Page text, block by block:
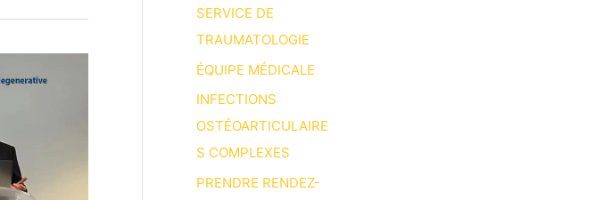
SERVICE DE
TRAUMATOLOGIE
ÉQUIPE MÉDICALE
INFECTIONS
OSTÉOARTICULAIRE
S COMPLEXES
PRENDRE RENDEZ-